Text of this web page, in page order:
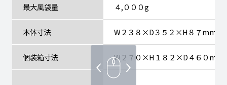
最大風袋量 ４,０００g
本体寸法 W２３８×D３５２×H８７mm
個装箱寸法 W２７０×H１８２×D４６０mm